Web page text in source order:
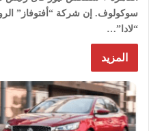
سوكولوف. إن شركة “أفتوفاز”
“لادا”…
المزيد